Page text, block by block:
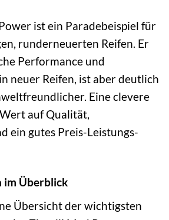
ist ein Paradebeispiel für
runderneuerten Reifen. Er
Performance und
neuer Reifen, ist aber deutlich
Eine clevere
auf Qualität,
ein gutes Preis-Leistungs-
im Überblick
Übersicht der wichtigsten